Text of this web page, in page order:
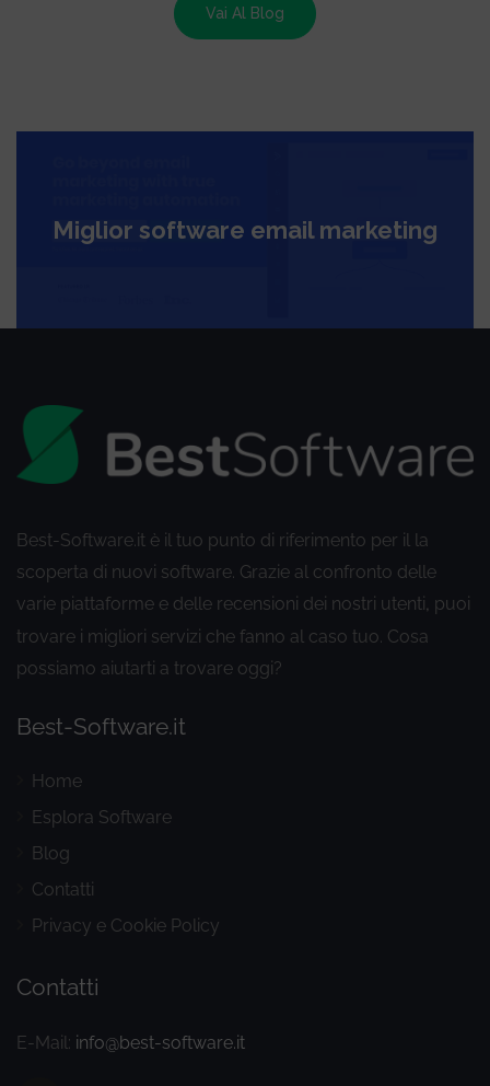
Vai Al Blog
Miglior software email marketing
Best-Software.it è il tuo punto di riferimento per il la
scoperta di nuovi software. Grazie al confronto delle
varie piattaforme e delle recensioni dei nostri utenti, puoi
trovare i migliori servizi che fanno al caso tuo. Cosa
possiamo aiutarti a trovare oggi?
Best-Software.it
Home
Esplora Software
Blog
Contatti
Privacy e Cookie Policy
Contatti
E-Mail: info@best-software.it